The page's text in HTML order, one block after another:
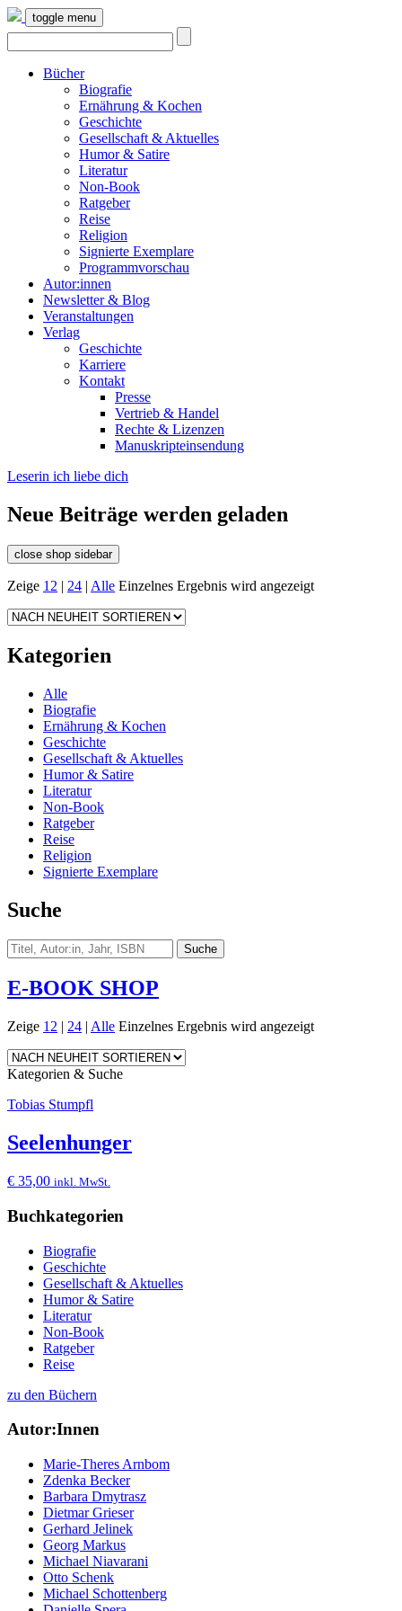
toggle menu
Bücher
Biografie
Ernährung & Kochen
Geschichte
Gesellschaft & Aktuelles
Humor & Satire
Literatur
Non-Book
Ratgeber
Reise
Religion
Signierte Exemplare
Programmvorschau
Autor:innen
Newsletter & Blog
Veranstaltungen
Verlag
Geschichte
Karriere
Kontakt
Presse
Vertrieb & Handel
Rechte & Lizenzen
Manuskripteinsendung
Leserin ich liebe dich
Neue Beiträge werden geladen
close shop sidebar
Zeige 12 | 24 | Alle Einzelnes Ergebnis wird angezeigt
Kategorien
Alle
Biografie
Ernährung & Kochen
Geschichte
Gesellschaft & Aktuelles
Humor & Satire
Literatur
Non-Book
Ratgeber
Reise
Religion
Signierte Exemplare
Suche
E-BOOK SHOP
Zeige 12 | 24 | Alle Einzelnes Ergebnis wird angezeigt
Kategorien & Suche
Tobias Stumpfl
Seelenhunger
€ 35,00 inkl. MwSt.
Buchkategorien
Biografie
Geschichte
Gesellschaft & Aktuelles
Humor & Satire
Literatur
Non-Book
Ratgeber
Reise
zu den Büchern
Autor:Innen
Marie-Theres Arnbom
Zdenka Becker
Barbara Dmytrasz
Dietmar Grieser
Gerhard Jelinek
Georg Markus
Michael Niavarani
Otto Schenk
Michael Schottenberg